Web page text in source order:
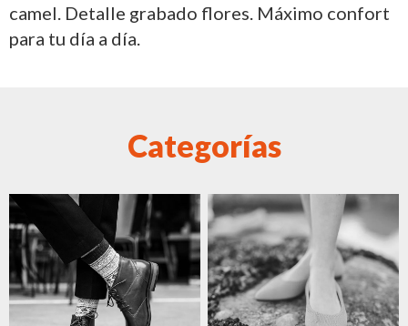
camel. Detalle grabado flores. Máximo confort
para tu día a día.
Categorías